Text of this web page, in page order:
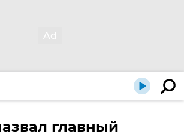
главный